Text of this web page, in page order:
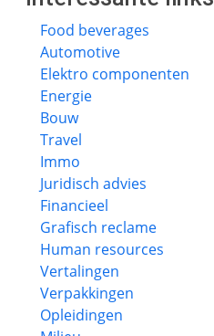
Food beverages
Automotive
Elektro componenten
Energie
Bouw
Travel
Immo
Juridisch advies
Financieel
Grafisch reclame
Human resources
Vertalingen
Verpakkingen
Opleidingen